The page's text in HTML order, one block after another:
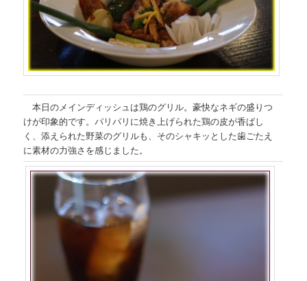
本日のメインディッシュは鶏のグリル。豪快なネギの盛りつ
けが印象的です。パリパリに焼き上げられた鶏の皮が香ばし
く、添えられた野菜のグリルも、そのシャキッとした歯ごたえ
に素材の力強さを感じました。